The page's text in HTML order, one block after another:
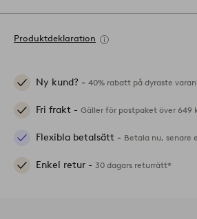
Produktdeklaration
Ny kund? - 40% rabatt på dyraste
Fri frakt - Gäller för postpaket över 649
Flexibla betalsätt - Betala nu, senare
Enkel retur - 30 dagars returrätt*